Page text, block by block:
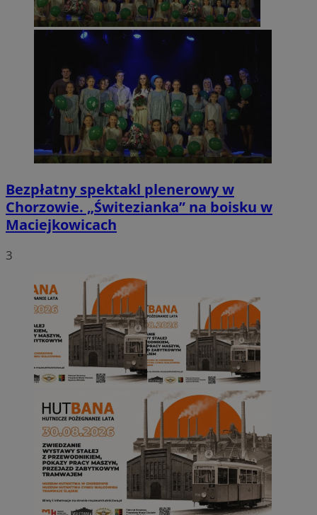
Bezpłatny spektakl plenerowy w
Chorzowie. „Świtezianka” na boisku w
Maciejkowicach
3